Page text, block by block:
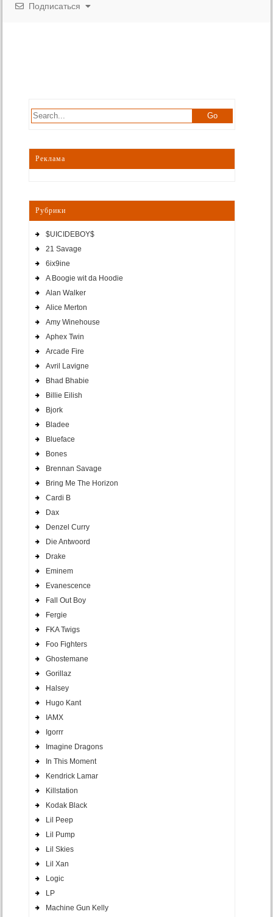
Подписаться
Реклама
Рубрики
$UICIDEBOY$
21 Savage
6ix9ine
A Boogie wit da Hoodie
Alan Walker
Alice Merton
Amy Winehouse
Aphex Twin
Arcade Fire
Avril Lavigne
Bhad Bhabie
Billie Eilish
Bjork
Bladee
Blueface
Bones
Brennan Savage
Bring Me The Horizon
Cardi B
Dax
Denzel Curry
Die Antwoord
Drake
Eminem
Evanescence
Fall Out Boy
Fergie
FKA Twigs
Foo Fighters
Ghostemane
Gorillaz
Halsey
Hugo Kant
IAMX
Igorrr
Imagine Dragons
In This Moment
Kendrick Lamar
Killstation
Kodak Black
Lil Peep
Lil Pump
Lil Skies
Lil Xan
Logic
LP
Machine Gun Kelly